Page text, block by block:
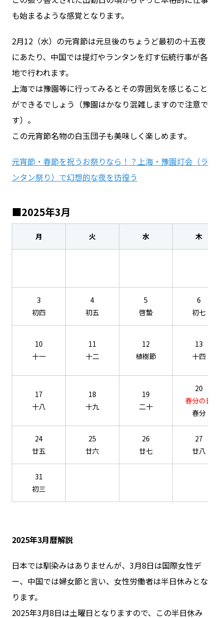
も始まるような感覚となります。
2月12（水）の元宵節は元旦後のちょうど最初の十五夜
にあたり、中国では提灯やランタンを灯す伝統行事が各
地で行われます。
上海では豫園等に行ってみるとその雰囲気を感じること
ができるでしょう（豫園はかなり混雑しますので注意で
す）。
この元宵節名物の白玉団子も美味しく楽しめます。
元宵節・春節を祝うお祭りなら！？上海・豫園灯会（ラ
ンタン祭り）で幻想的な夜を彷徨う
■2025年3月
月 火 水 木
3
初四
4
初五
5
啓蟄
6
初七
10
十一
11
十二
12
植樹節
13
十四
17
十八
18
十九
19
二十
20
春分の日
春分
24
廿五
25
廿六
26
廿七
27
廿八
31
初三
2025年3月暦解説
日本では馴染みはありませんが、3月8日は国際女性デ
ー、中国では婦女節と言い、女性労働者は半日休みとな
ります。
2025年3月8日は土曜日となりますので、この半日休み